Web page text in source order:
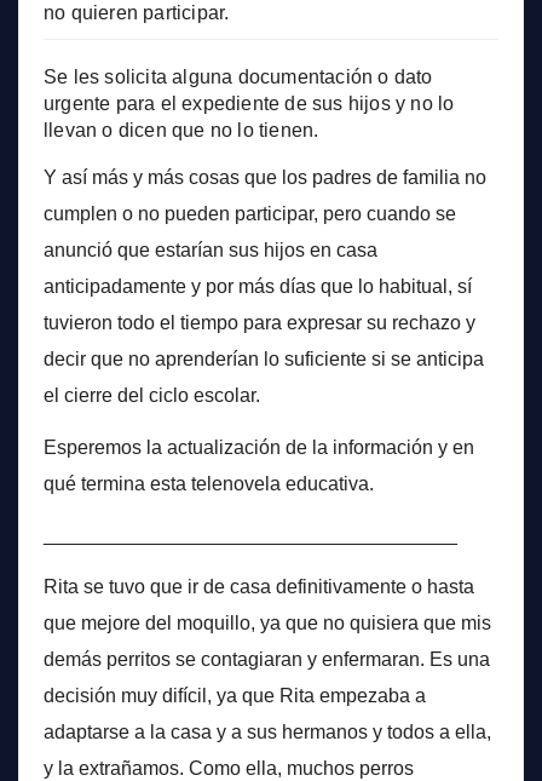
no quieren participar.
Se les solicita alguna documentación o dato
urgente para el expediente de sus hijos y no lo
llevan o dicen que no lo tienen.
Y así más y más cosas que los padres de familia no
cumplen o no pueden participar, pero cuando se
anunció que estarían sus hijos en casa
anticipadamente y por más días que lo habitual, sí
tuvieron todo el tiempo para expresar su rechazo y
decir que no aprenderían lo suficiente si se anticipa
el cierre del ciclo escolar.
Esperemos la actualización de la información y en
qué termina esta telenovela educativa.
Rita se tuvo que ir de casa definitivamente o hasta
que mejore del moquillo, ya que no quisiera que mis
demás perritos se contagiaran y enfermaran. Es una
decisión muy difícil, ya que Rita empezaba a
adaptarse a la casa y a sus hermanos y todos a ella,
y la extrañamos. Como ella, muchos perros